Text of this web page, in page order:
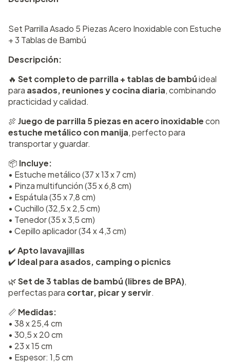
Set Parrilla Asado 5 Piezas Acero Inoxidable con Estuche
+ 3 Tablas de Bambú
Descripción:
🔥 Set completo de parrilla + tablas de bambúideal
para asados, reuniones y cocina diaria, combinando
practicidad y calidad.
🍖 Juego de parrilla 5 piezas en acero inoxidablecon
estuche metálico con manija, perfecto para
transportar y guardar.
📦 Incluye:
• Estuche metálico (37 x 13 x 7 cm)
• Pinza multifunción (35 x 6,8 cm)
• Espátula (35 x 7,8 cm)
• Cuchillo (32,5 x 2,5 cm)
• Tenedor (35 x 3,5 cm)
• Cepillo aplicador (34 x 4,3 cm)
✔️Apto lavavajillas
✔️ Ideal para asados, camping o picnics
🌿Set de 3 tablas de bambú (libres de BPA),
perfectas para cortar, picar y servir.
📏 Medidas:
• 38 x 25,4 cm
• 30,5 x 20 cm
• 23 x 15 cm
• Espesor: 1,5 cm